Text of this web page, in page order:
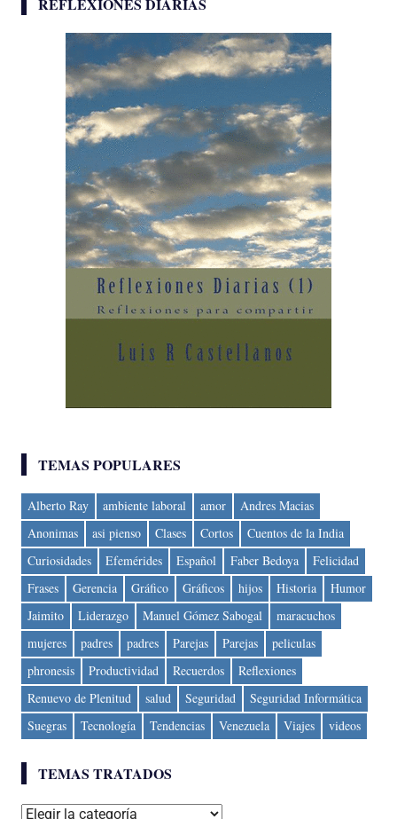
REFLEXIONES DIARIAS
TEMAS POPULARES
Alberto Ray ambiente laboral amor
Andres Macias
Anonimas
asi pienso Clases Cortos
Cuentos de la India
Curiosidades
Efemérides Español Faber Bedoya
Felicidad
Frases
Gerencia Gráfico Gráficos hijos Historia
Humor
Jaimito
Liderazgo Manuel Gómez Sabogal
maracuchos
mujeres
padres padres Parejas Parejas
peliculas
phronesis
Productividad Recuerdos
Reflexiones
Renuevo de Plenitud
salud Seguridad
Seguridad Informática
Suegras
Tecnología Tendencias Venezuela Viajes videos
TEMAS TRATADOS
Temas